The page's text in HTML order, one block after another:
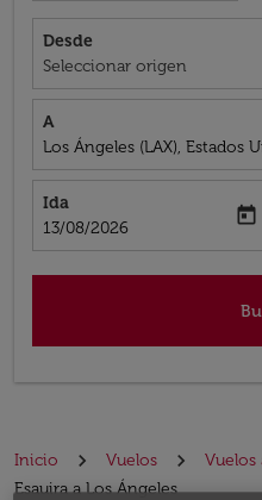
Desde
Seleccionar origen
A
Los Ángeles (LAX), Estados
Ida
fc-booking-departure-date-
13/08/2026
today
Inicio Vuelos Vuelos
Esauira a Los Ángeles